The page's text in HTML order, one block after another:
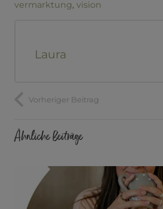
vermarktung, vision
Laura
Vorheriger Beitrag
Ähnliche Beiträge